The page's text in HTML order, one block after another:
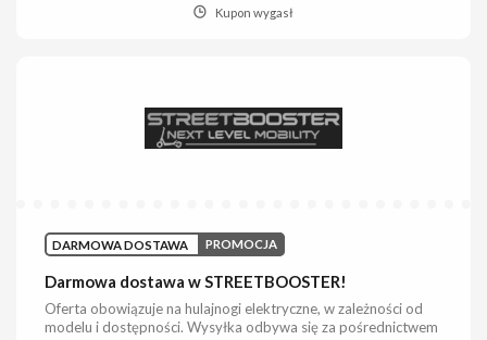
Kupon wygasł
DARMOWA DOSTAWA PROMOCJA
Darmowa dostawa w STREETBOOSTER!
Oferta obowiązuje na hulajnogi elektryczne, w zależności od
modelu i dostępności. Wysyłka odbywa się za pośrednictwem